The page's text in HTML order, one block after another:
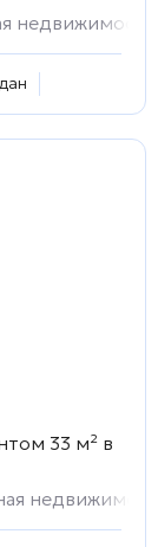
недвижимость
33 м² в